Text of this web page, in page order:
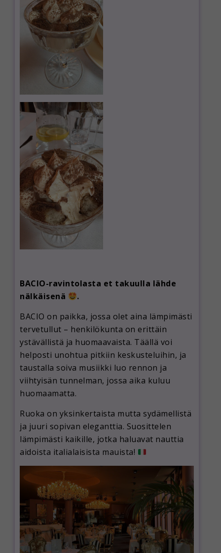
BACIO-ravintolasta et takuulla lähde
nälkäisenä
.
BACIO on paikka, jossa olet aina lämpimästi
tervetullut – henkilökunta on erittäin
ystävällistä ja huomaavaista. Täällä voi
helposti unohtua pitkiin keskusteluihin, ja
taustalla soiva musiikki luo rennon ja
viihtyisän tunnelman, jossa aika kuluu
huomaamatta.
Ruoka on yksinkertaista mutta sydämellistä
ja juuri sopivan eleganttia. Suosittelen
lämpimästi kaikille, jotka haluavat nauttia
aidoista italialaisista mauista!